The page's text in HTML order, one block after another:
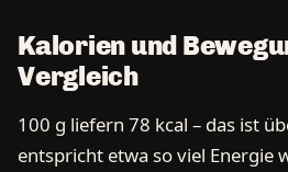
Kalorien und
Vergleich
100 g liefern 78 kcal – das ist
entspricht etwa so viel Energie